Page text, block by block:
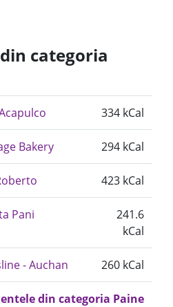
categoria
334 kCal
Bakery 294 kCal
423 kCal
Pani
241.6
kCal
- Auchan 260 kCal
din categoria Paine